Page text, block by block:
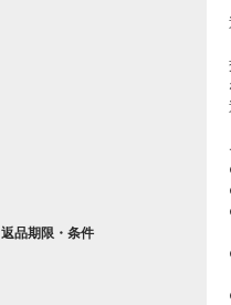
返品期限・条件